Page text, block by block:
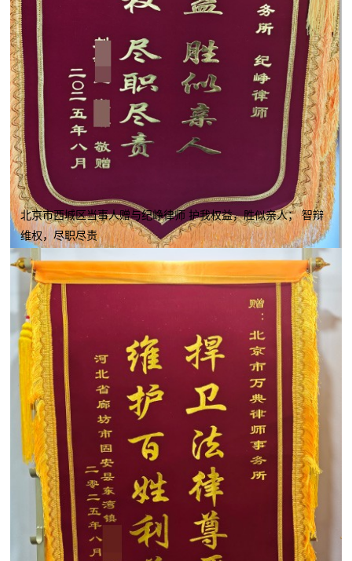
北京市西城区当事人赠与纪峥律师 护我权益，胜似亲人； 智辩
维权，尽职尽责